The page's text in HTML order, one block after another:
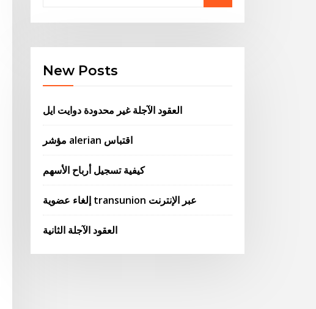
New Posts
العقود الآجلة غير محدودة دوايت ايل
مؤشر alerian اقتباس
كيفية تسجيل أرباح الأسهم
إلغاء عضوية transunion عبر الإنترنت
العقود الآجلة الثانية